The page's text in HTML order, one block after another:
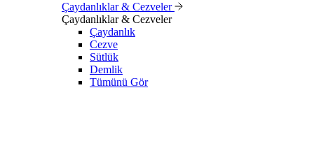
Çaydanlıklar & Cezveler
Çaydanlıklar & Cezveler
Çaydanlık
Cezve
Sütlük
Demlik
Tümünü Gör